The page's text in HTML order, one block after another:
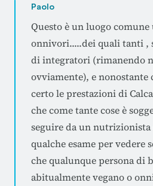
Paolo
Questo è un luogo comune
onnivori.....dei quali tanti ,
di integratori (rimanendo
ovviamente), e
certo le prestazioni di
che come tante cose è
seguire da un
qualche esame per vedere
che qualunque persona di
abitualmente vegano o